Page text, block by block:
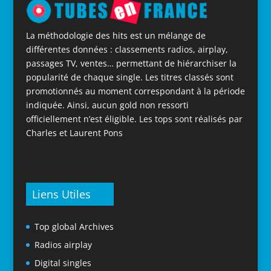
La méthodologie des hits est un mélange de
différentes données : classements radios, airplay,
passages TV, ventes… permettant de hiérarchiser la
popularité de chaque single. Les titres classés sont
promotionnés au moment correspondant à la période
indiquée. Ainsi, aucun gold non ressorti
officiellement n’est éligible. Les tops sont réalisés par
Charles et Laurent Pons
Liens Utiles
Top global Archives
Radios airplay
Digital singles